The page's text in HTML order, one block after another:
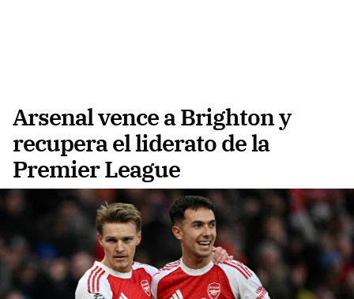
Arsenal vence a Brighton y
recupera el liderato de la
Premier League